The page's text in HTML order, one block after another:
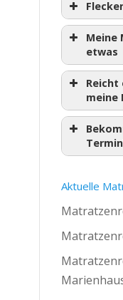
Meine
etwas
Reicht
meine
Aktuelle